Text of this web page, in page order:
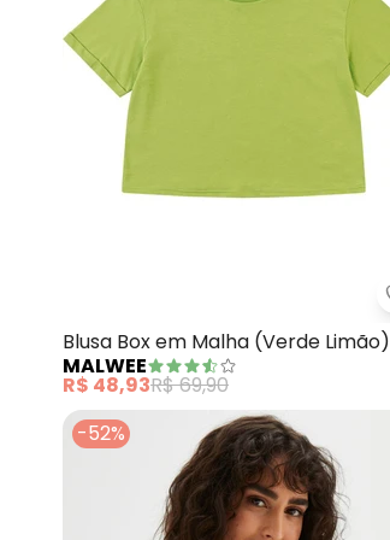
Blusa Box em Malha (Verde Limão)
MALWEE
R$ 48,93R$ 69,90
-52%